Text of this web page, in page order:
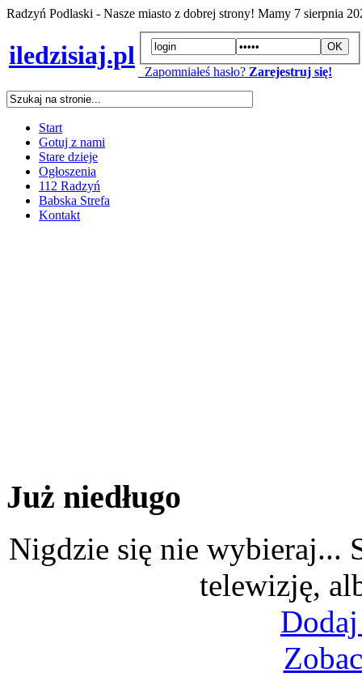
Radzyń Podlaski - Nasze miasto z dobrej strony! Mamy 7 sierpnia
iledzisiaj.pl
Zapomniałeś hasło? Zarejestruj się!
Start
Gotuj z nami
Stare dzieje
Ogłoszenia
112 Radzyń
Babska Strefa
Kontakt
Już niedługo
Nigdzie się nie wybieraj...
telewizję,